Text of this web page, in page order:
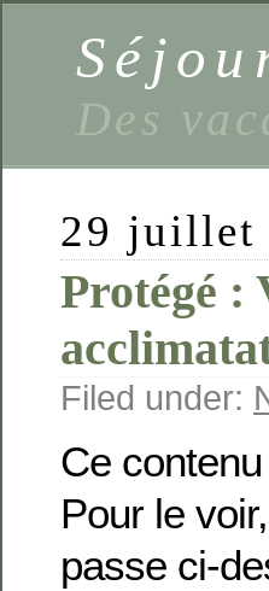
Des
29 juillet
Protégé :
Filed under:
Ce
Pour le
passe ci-